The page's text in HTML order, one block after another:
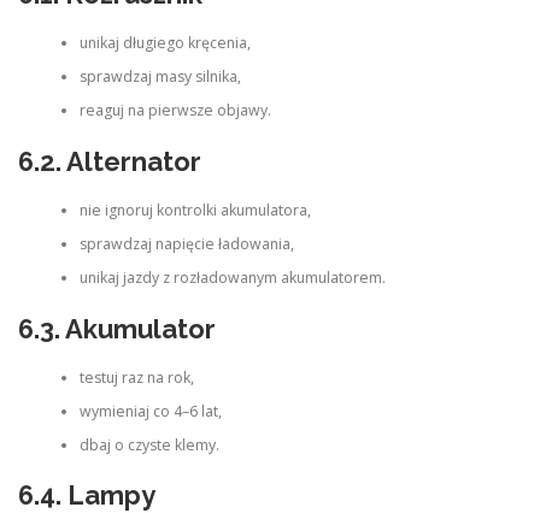
unikaj długiego kręcenia,
sprawdzaj masy silnika,
reaguj na pierwsze objawy.
6.2. Alternator
nie ignoruj kontrolki akumulatora,
sprawdzaj napięcie ładowania,
unikaj jazdy z rozładowanym akumulatorem.
6.3. Akumulator
testuj raz na rok,
wymieniaj co 4–6 lat,
dbaj o czyste klemy.
6.4. Lampy